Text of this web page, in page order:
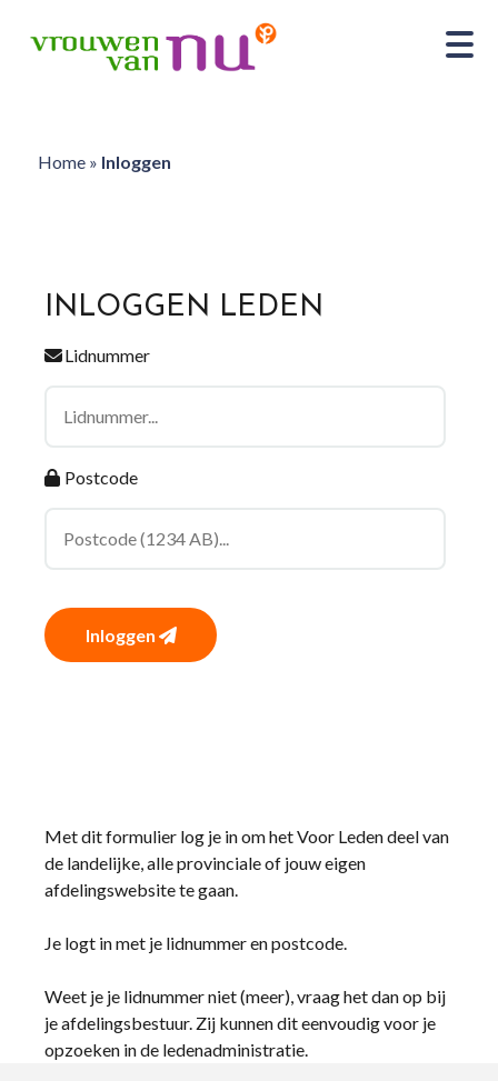
Home» Inloggen
INLOGGEN LEDEN
Lidnummer
Postcode
Inloggen
Met dit formulier log je in om het Voor Leden deel van
de landelijke, alle provinciale of jouw eigen
afdelingswebsite te gaan.
Je logt in met je lidnummer en postcode.
Weet je je lidnummer niet (meer), vraag het dan op bij
je afdelingsbestuur. Zij kunnen dit eenvoudig voor je
opzoeken in de ledenadministratie.